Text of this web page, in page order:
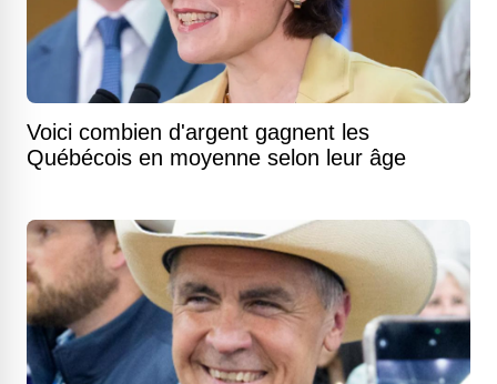
Voici combien d'argent gagnent les
Québécois en moyenne selon leur âge